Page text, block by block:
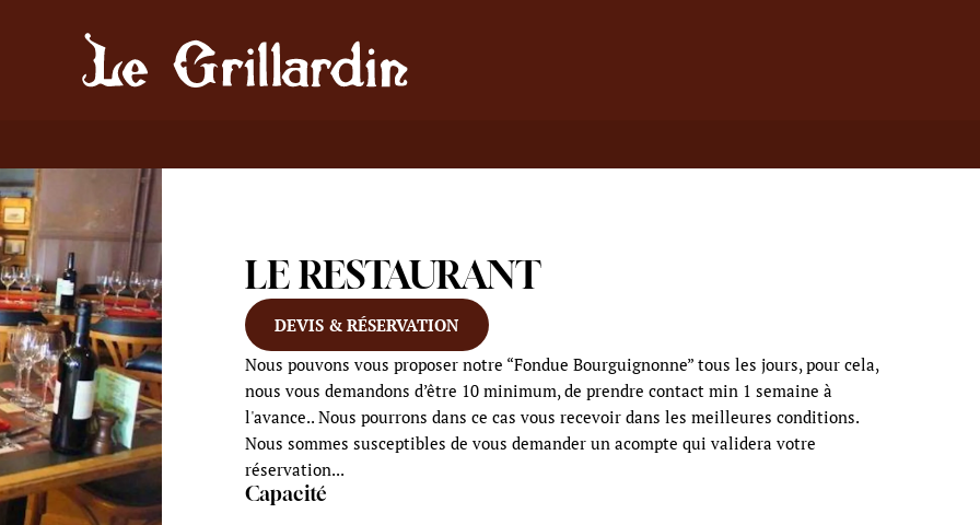
LE RESTAURANT
DEVIS & RÉSERVATION
Nous pouvons vous proposer notre “Fondue Bourguignonne” tous les jours, pour cela,
nous vous demandons d’être 10 minimum, de prendre contact min 1 semaine à
l'avance.. Nous pourrons dans ce cas vous recevoir dans les meilleures conditions.
Nous sommes susceptibles de vous demander un acompte qui validera votre
réservation...
Capacité